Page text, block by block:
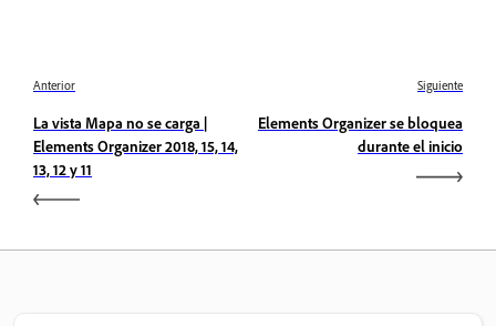
Anterior
La vista Mapa no se carga |
Elements Organizer 2018, 15, 14,
13, 12 y 11
Siguiente
Elements Organizer se bloquea
durante el inicio